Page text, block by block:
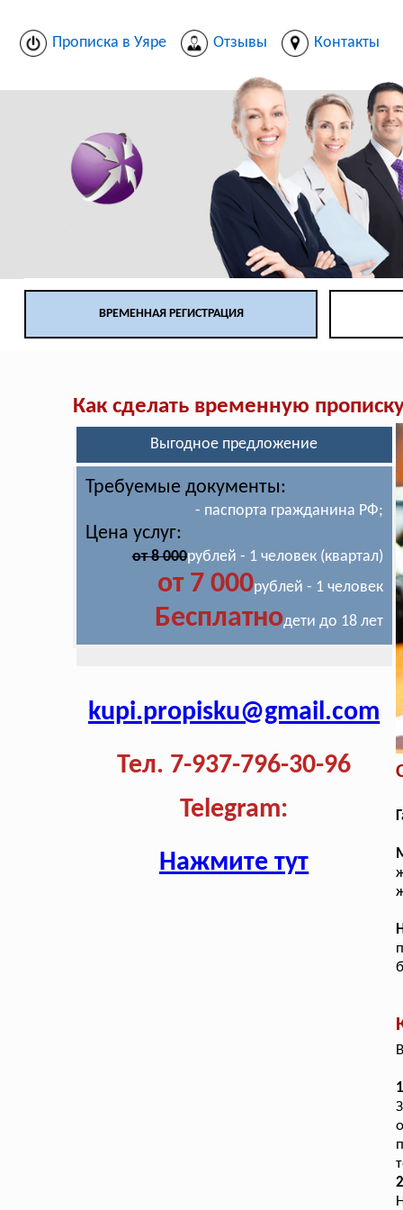
Прописка в Уяре Отзывы Контакты
ВРЕМЕННАЯ РЕГИСТРАЦИЯ
Как сделать временную
Выгодное предложение
Требуемые документы:
- паспорта гражданина РФ;
Цена услуг:
от 8 000рублей - 1 человек (квартал)
от 7 000рублей - 1 человек
Бесплатнодети до 18 лет
kupi.propisku@gmail.com
Тел. 7-937-796-30-96
Telegram:
Нажмите тут